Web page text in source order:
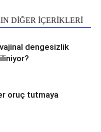
DİĞER İÇERİKLERİ
dengesizlik
oruç tutmaya